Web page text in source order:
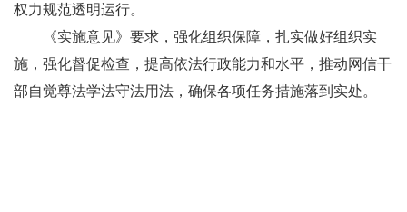
权力规范透明运行。
《实施意见》要求，强化组织保障，扎实做好组织实
施，强化督促检查，提高依法行政能力和水平，推动网信干
部自觉尊法学法守法用法，确保各项任务措施落到实处。